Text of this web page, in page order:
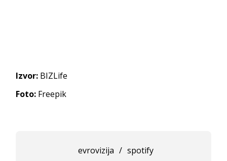
Izvor: BIZLife
Foto: Freepik
evrovizija / spotify